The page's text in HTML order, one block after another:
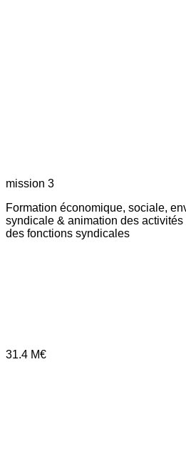
mission 3
Formation économique, sociale,
syndicale & animation des
des fonctions syndicales
31.4 M€